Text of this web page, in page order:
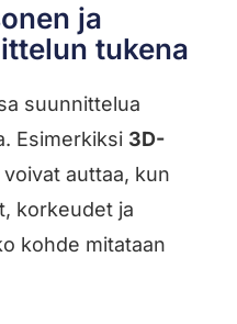
ja
tukena
suunnittelua
Esimerkiksi 3D-
voivat auttaa, kun
korkeudet ja
kohde mitataan